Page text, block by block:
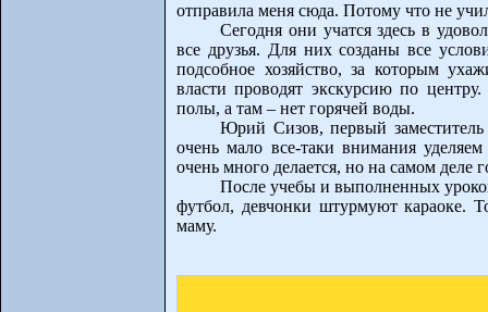
отправила меня сюда. Потому что не
Сегодня они учатся здесь в
все друзья. Для них созданы все
подсобное хозяйство, за которым
власти проводят экскурсию по
полы, а там – нет горячей воды.
Юрий Сизов, первый
очень мало все-таки внимания
очень много делается, но на самом деле
После учебы и выполненных
футбол, девчонки штурмуют караоке.
маму.